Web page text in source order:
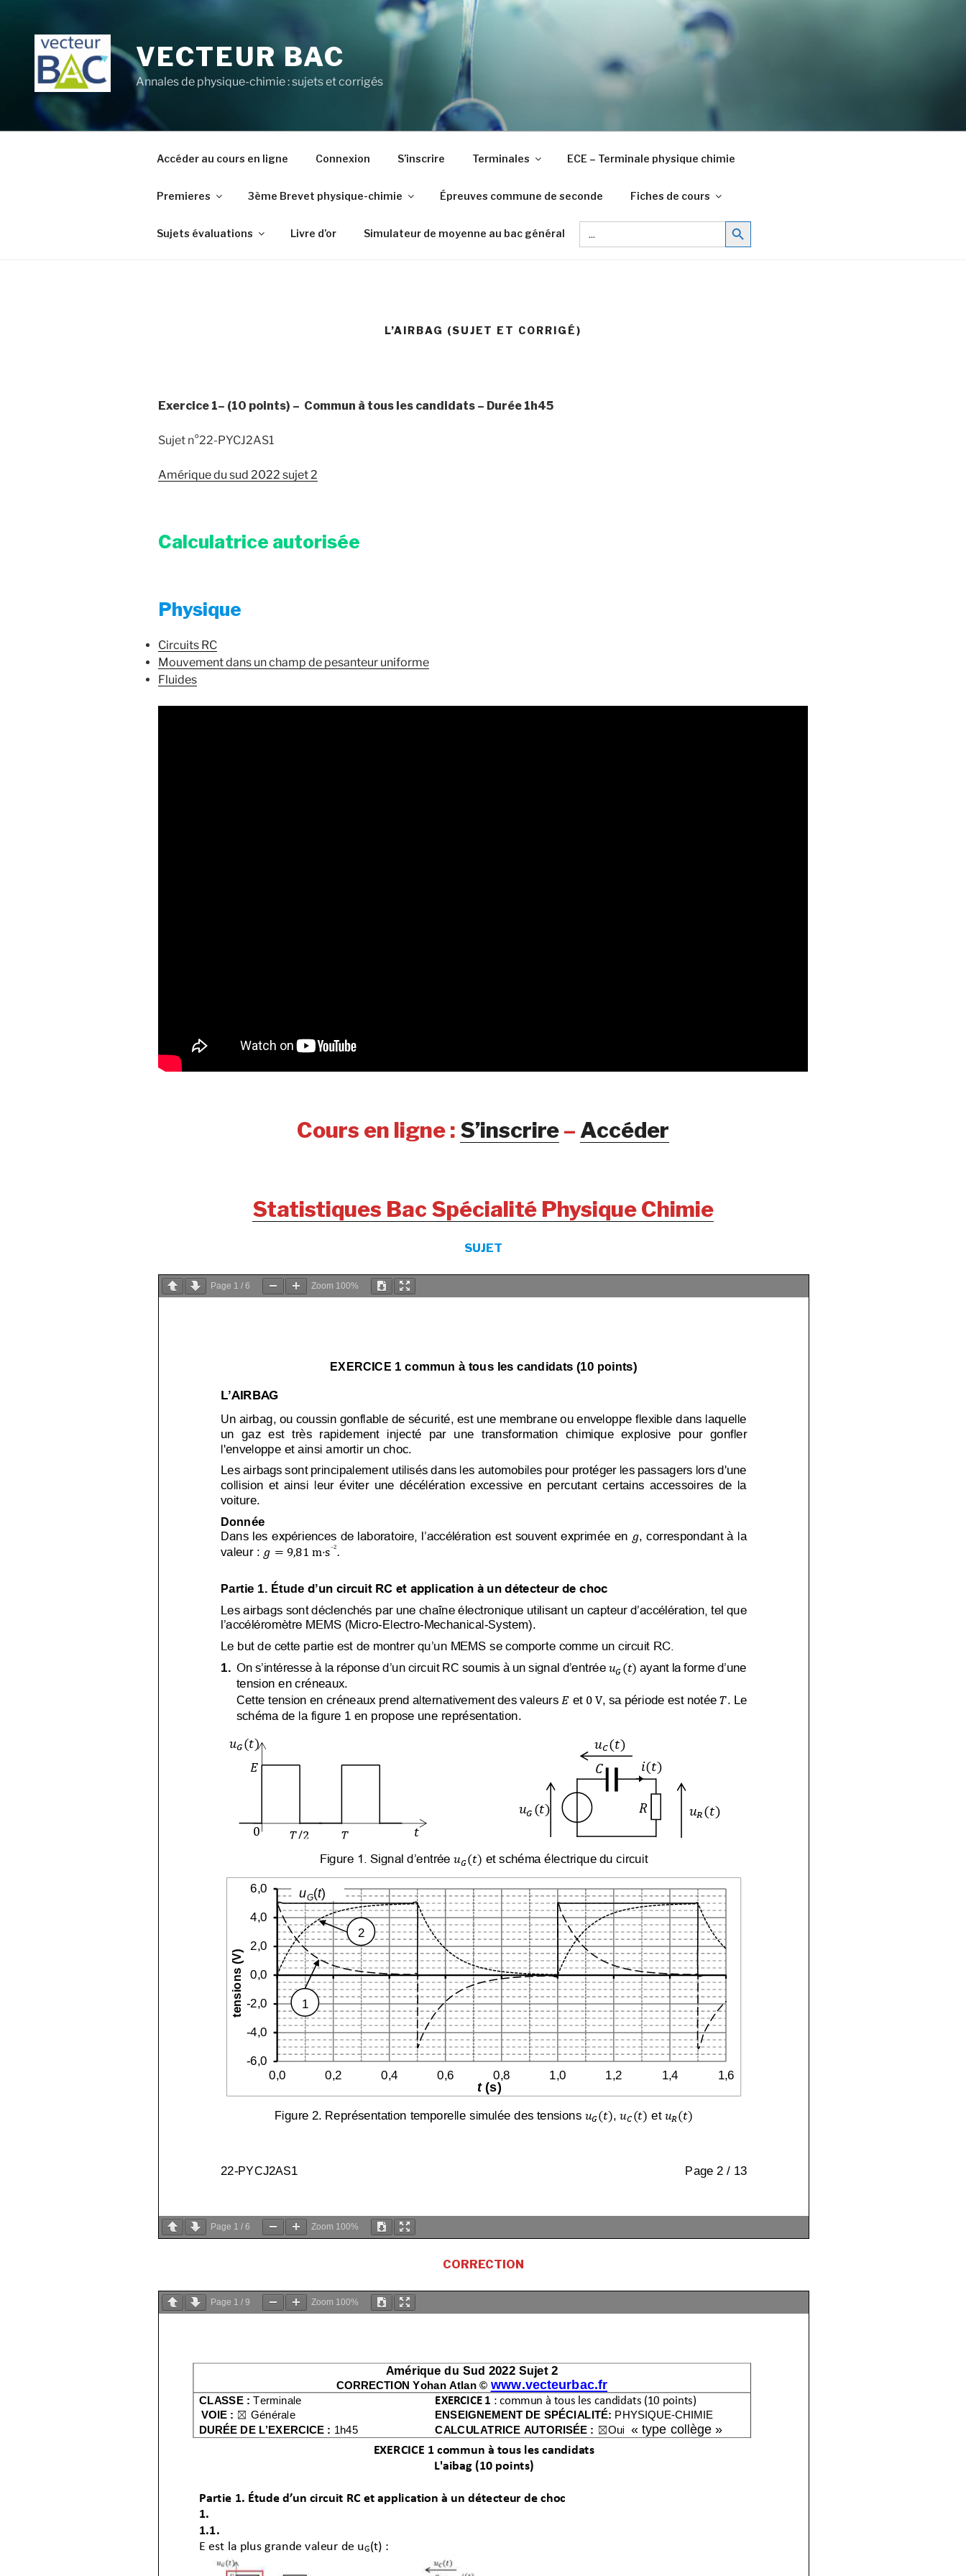
contenu
principal
VECTEUR BAC
Annales de physique-chimie : sujets et corrigés
Accéder au cours en ligne Connexion S’inscrire Terminales ECE – Terminale physique chimie
Premieres 3ème Brevet physique-chimie Épreuves commune de seconde Fiches de cours
Sujets évaluations Livre d’or Simulateur de moyenne au bac général
Search
for:
Search Button
L’AIRBAG (SUJET ET CORRIGÉ)
Exercice 1– (10 points) – Commun à tous les candidats – Durée 1h45
Sujet n°22-PYCJ2AS1
Amérique du sud 2022 sujet 2
Calculatrice autorisée
Physique
Circuits RC
Mouvement dans un champ de pesanteur uniforme
Fluides
Cours en ligne : S’inscrire– Accéder
Statistiques Bac Spécialité Physique Chimie
SUJET
Page 1 / 6 Zoom 100%
Page 1 / 6 Zoom 100%
CORRECTION
Page 1 / 9 Zoom 100%